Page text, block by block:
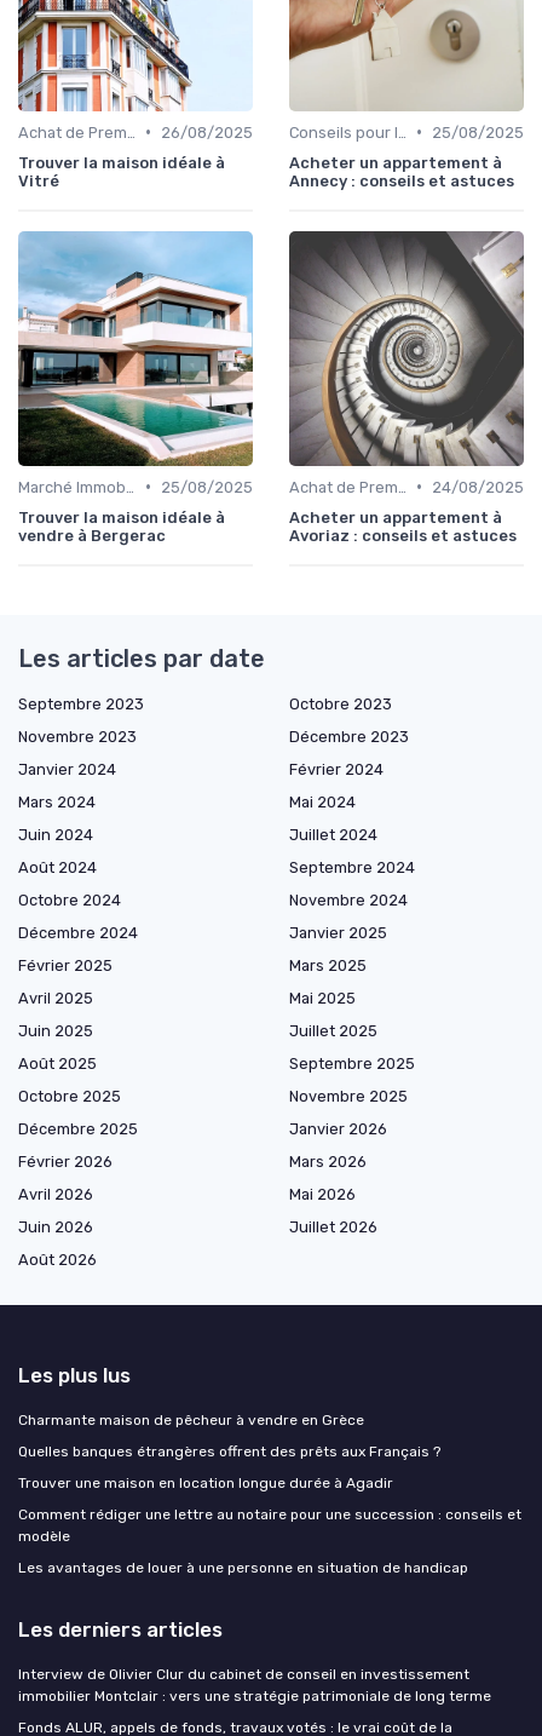
•
26/08/2025
Trouver la maison idéale à
Vitré
•
25/08/2025
Acheter un appartement à
Annecy : conseils et astuces
•
25/08/2025
Trouver la maison idéale à
vendre à Bergerac
•
24/08/2025
Acheter un appartement à
Avoriaz : conseils et astuces
Les articles par date
Septembre 2023
Octobre 2023
Novembre 2023
Décembre 2023
Janvier 2024
Février 2024
Mars 2024
Mai 2024
Juin 2024
Juillet 2024
Août 2024
Septembre 2024
Octobre 2024
Novembre 2024
Décembre 2024
Janvier 2025
Février 2025
Mars 2025
Avril 2025
Mai 2025
Juin 2025
Juillet 2025
Août 2025
Septembre 2025
Octobre 2025
Novembre 2025
Décembre 2025
Janvier 2026
Février 2026
Mars 2026
Avril 2026
Mai 2026
Juin 2026
Juillet 2026
Août 2026
Les plus lus
Charmante maison de pêcheur à vendre en Grèce
Quelles banques étrangères offrent des prêts aux Français ?
Trouver une maison en location longue durée à Agadir
Comment rédiger une lettre au notaire pour une succession : conseils et
modèle
Les avantages de louer à une personne en situation de handicap
Les derniers articles
Interview de Olivier Clur du cabinet de conseil en investissement
immobilier Montclair : vers une stratégie patrimoniale de long terme
Fonds ALUR, appels de fonds, travaux votés : le vrai coût de la